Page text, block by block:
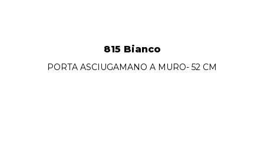
815 Bianco
PORTA ASCIUGAMANO A MURO- 52 CM